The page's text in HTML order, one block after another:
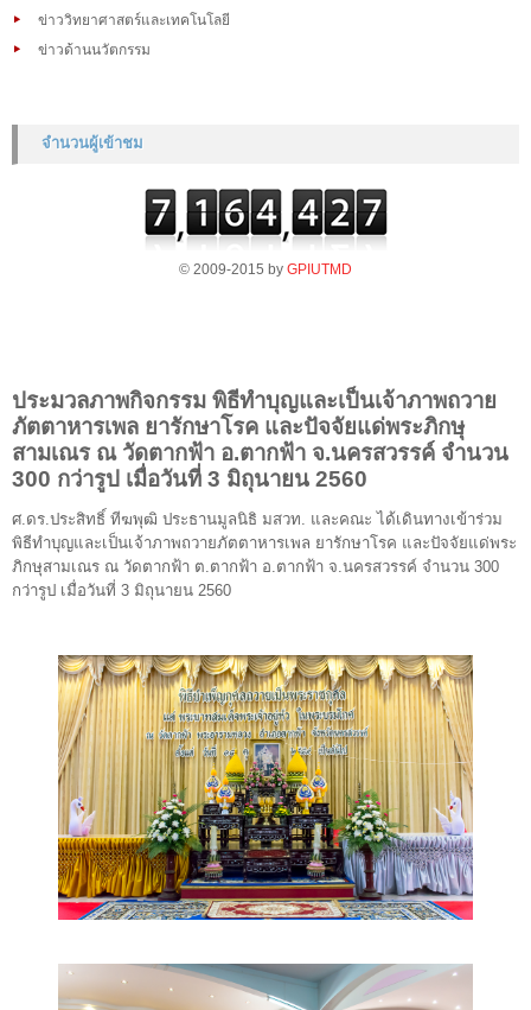
ข่าววิทยาศาสตร์และเทคโนโลยี
ข่าวด้านนวัตกรรม
จำนวนผู้เข้าชม
© 2009-2015 by GPIUTMD
ประมวลภาพกิจกรรม พิธีทำบุญและเป็นเจ้าภาพถวาย
ภัตตาหารเพล ยารักษาโรค และปัจจัยแด่พระภิกษุ
สามเณร ณ วัดตากฟ้า อ.ตากฟ้า จ.นครสวรรค์ จำนวน
300 กว่ารูป เมื่อวันที่ 3 มิถุนายน 2560
ศ.ดร.ประสิทธิ์ ทีฆพุฒิ ประธานมูลนิธิ มสวท. และคณะ ได้เดินทางเข้าร่วม
พิธีทำบุญและเป็นเจ้าภาพถวายภัตตาหารเพล ยารักษาโรค และปัจจัยแด่พระ
ภิกษุสามเณร ณ วัดตากฟ้า ต.ตากฟ้า อ.ตากฟ้า จ.นครสวรรค์ จำนวน 300
กว่ารูป เมื่อวันที่ 3 มิถุนายน 2560